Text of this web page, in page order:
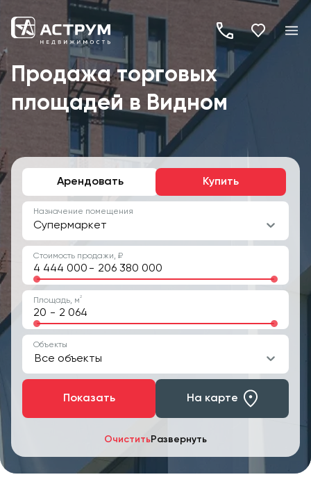
+7
(495)
260-
19-
Продажа торговых
площадей в Видном
Арендовать Купить
ОчиститьРазвернуть
Назначение помещения
Супермаркет
Стоимость продажи, ₽
-
Площадь, м2
-
Объекты
Все объекты
Показать На карте